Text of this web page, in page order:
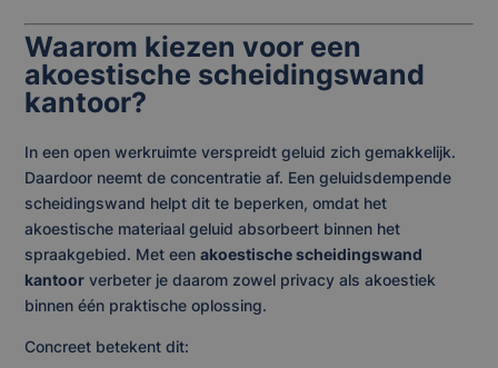
Waarom kiezen voor een
akoestische scheidingswand
kantoor?
In een open werkruimte verspreidt geluid zich gemakkelijk.
Daardoor neemt de concentratie af. Een geluidsdempende
scheidingswand helpt dit te beperken, omdat het
akoestische materiaal geluid absorbeert binnen het
spraakgebied. Met eenakoestische scheidingswand
kantoor verbeter je daarom zowel privacy als akoestiek
binnen één praktische oplossing.
Concreet betekent dit: